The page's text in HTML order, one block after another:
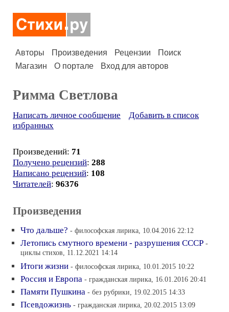
Авторы Произведения Рецензии
Поиск
Магазин
О портале Вход для авторов
Римма Светлова
Написать личное сообщение
Добавить в список
избранных
Произведений: 71
Получено рецензий: 288
Написано рецензий: 108
Читателей: 96376
Произведения
Что дальше? - философская лирика, 10.04.2016 22:12
Летопись смутного времени - разрушения СССР -
циклы стихов, 11.12.2021 14:14
Итоги жизни - философская лирика, 10.01.2015 10:22
Россия и Европа - гражданская лирика, 16.01.2016 20:41
Памяти Пушкина - без рубрики, 19.02.2015 14:33
Псевдожизнь - гражданская лирика, 20.02.2015 13:09